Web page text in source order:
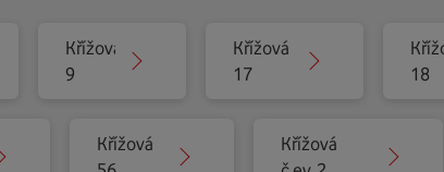
Křížová
9
Křížová
17
18
Křížová
Křížová